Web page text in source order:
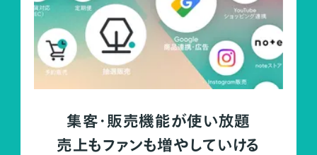
集客・販売機能が使い放題
売上もファンも増やしていける